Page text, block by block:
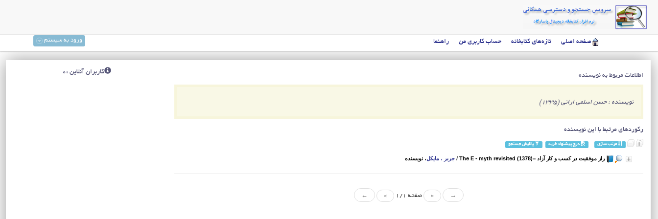
صفحه اصلی تازه‌های کتابخانه حساب کاربری من راهنما ورود به سیستم
اطلاعات مربوط به نویسنده
نویسنده : حسن اسلمی ارانی (1335)
رکوردهای مرتبط با این نویسنده
مرتب سازی درج پیشنهاد خرید پالایش جستجو
راز موفقیت در کسب و کار آزاد =The E - myth revisited (1378) / جربر ، مایکل، نویسنده
→
« صفحه 1/1 »
←
کاربران آنلاین :0